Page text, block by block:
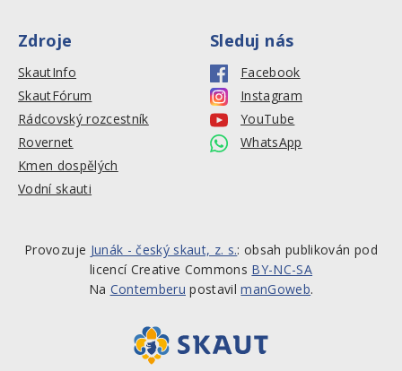
Zdroje
SkautInfo
SkautFórum
Rádcovský rozcestník
Rovernet
Kmen dospělých
Vodní skauti
Sleduj nás
Facebook
Instagram
YouTube
WhatsApp
Provozuje Junák - český skaut, z. s.: obsah publikován pod
licencí Creative Commons BY-NC-SA
Na Contemberu postavilmanGoweb.